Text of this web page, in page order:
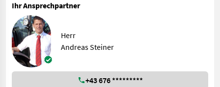
Ihr Ansprechpartner
Herr
Andreas Steiner
+43 676 *********